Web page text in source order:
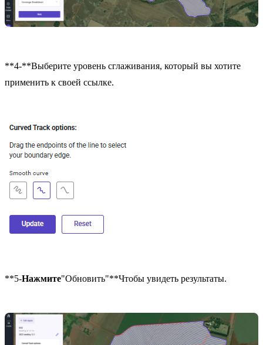
**4-**Выберите уровень сглаживания, который вы хотите
применить к своей ссылке.
**5-Нажмите"Обновить"**Чтобы увидеть результаты.